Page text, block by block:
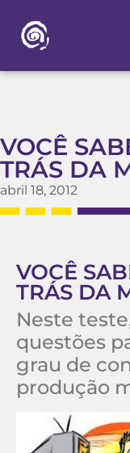
VOCÊ
TRÁS DA
abril 18, 2012
VOCÊ
TRÁS DA
Neste
questões
grau de
produção